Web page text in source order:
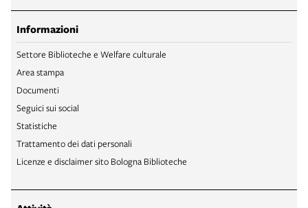
Informazioni
Settore Biblioteche e Welfare culturale
Area stampa
Documenti
Seguici sui social
Statistiche
Trattamento dei dati personali
Licenze e disclaimer sito Bologna Biblioteche